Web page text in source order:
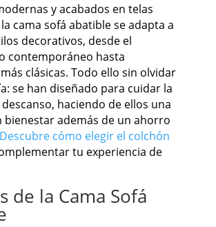
y acabados en telas
cama sofá abatible se adapta a
decorativos, desde el
contemporáneo hasta
clásicas. Todo ello sin olvidar
se han diseñado para cuidar la
haciendo de ellos una
bienestar además de un ahorro
Descubre cómo elegir el colchón
tu experiencia de
de la Cama Sofá